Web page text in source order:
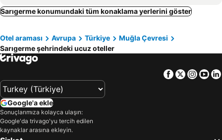
Dalyan Resort - Special Category
Grenadine Lodge
Caretta Caretta Hotel
Dalyan M Otel
Akdeniz Pansiyon
Dalyan Palmiye Resort Hotel
Dalya Life
Club Alla Turca
Dalyan Terrace Hotel
Caria Special Class
The Sarigerme Inn
Portakal Hotel Dalyan
Sarıgerme konumundaki tüm konaklama yerlerini göster
Otel araması Avrupa Türkiye
Muğla Çevresi
Sarıgerme şehrindeki ucuz oteller
Facebook
Twitter
Google'a ekle
Sonuçlarımıza kolayca ulaşın:
Google'da trivago'yu tercih edilen
kaynaklar arasına ekleyin.